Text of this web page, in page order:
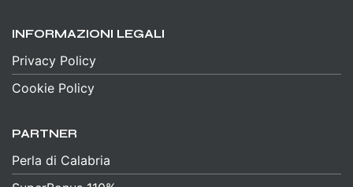
INFORMAZIONI LEGALI
Privacy Policy
Cookie Policy
PARTNER
Perla di Calabria